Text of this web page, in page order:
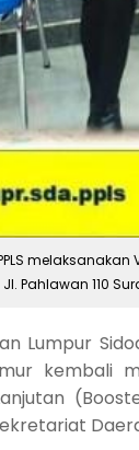
Pahlawan 110
Lumpur
kembali